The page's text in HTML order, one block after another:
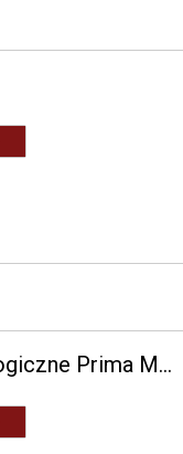
Centrum Medyczno Stomatologiczne Prima Medica